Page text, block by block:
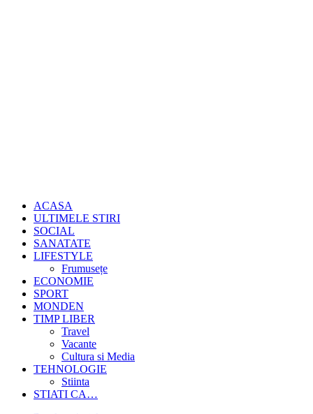
ACASA
ULTIMELE STIRI
SOCIAL
SANATATE
LIFESTYLE
Frumusețe
ECONOMIE
SPORT
MONDEN
TIMP LIBER
Travel
Vacante
Cultura si Media
TEHNOLOGIE
Stiinta
STIATI CA…